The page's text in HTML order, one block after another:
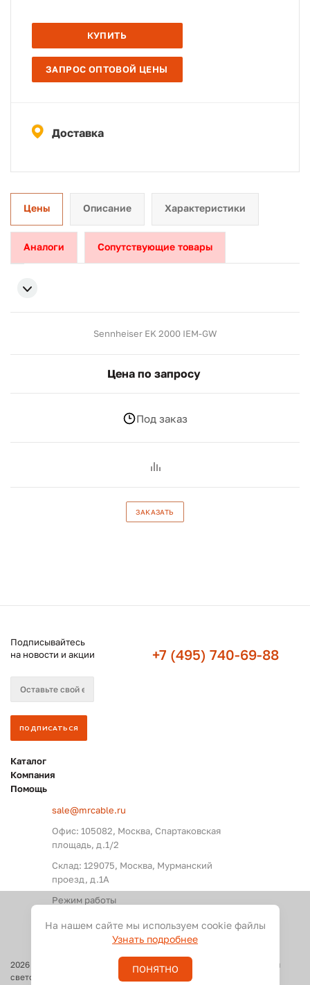
КУПИТЬ
ЗАПРОС ОПТОВОЙ ЦЕНЫ
Доставка
Цены Описание Характеристики
Аналоги Сопутствующие товары
Sennheiser EK 2000 IEM-GW
Цена по запросу
Под заказ
ЗАКАЗАТЬ
Подписывайтесь
на новости и акции
+7 (495) 740-69-88
Каталог
Компания
Помощь
sale@mrcable.ru
Офис: 105082, Москва, Спартаковская
площадь, д.1/2
Склад: 129075, Москва, Мурманский
проезд, д.1А
Режим работы
2026
Оптовые поставки кабелей и разъемов для аудио, видео и
светового оборудования
На нашем сайте мы используем cookie файлы
Узнать подробнее
ПОНЯТНО